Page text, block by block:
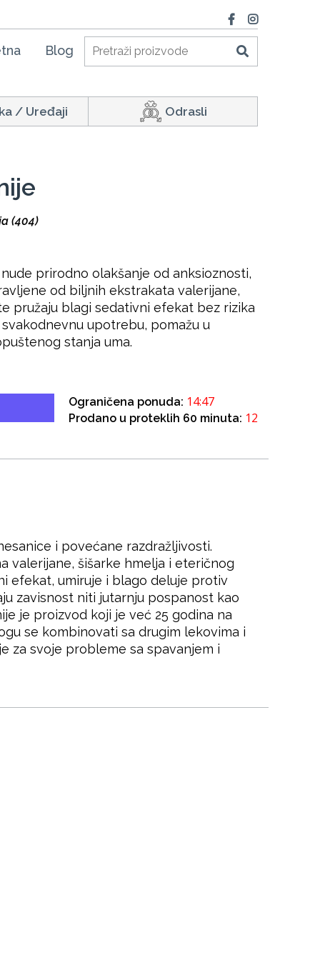
Blog
/ Uređaji Odrasli
(404)
prirodno olakšanje od anksioznosti,
od biljnih ekstrakata valerijane,
pružaju blagi sedativni efekat bez rizika
upotrebu, pomažu u
stanja uma.
Ograničena ponuda: 14:46
Prodano u proteklih 60 minuta: 12
i povećane razdražljivosti.
valerijane, šišarke hmelja i eteričnog
efekat, umiruje i blago deluje protiv
zavisnost niti jutarnju pospanost kao
je proizvod koji je već 25 godina na
se kombinovati sa drugim lekovima i
za svoje probleme sa spavanjem i